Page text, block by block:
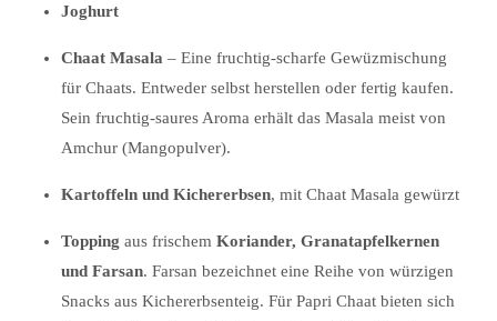
Joghurt
Chaat Masala – Eine fruchtig-scharfe Gewüzmischung
für Chaats. Entweder selbst herstellen oder fertig kaufen.
Sein fruchtig-saures Aroma erhält das Masala meist von
Amchur (Mangopulver).
Kartoffeln und Kichererbsen, mit Chaat Masala gewürzt
Topping aus frischem Koriander, Granatapfelkernen
und Farsan. Farsan bezeichnet eine Reihe von würzigen
Snacks aus Kichererbsenteig. Für Papri Chaat bieten sich